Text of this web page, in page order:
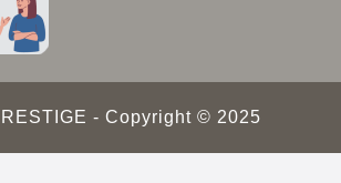
- Copyright © 2025